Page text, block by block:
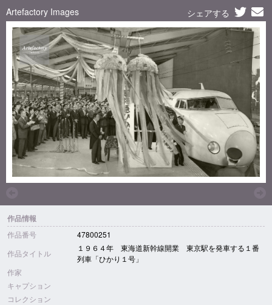
Artefactory Images シェアする
作品情報
作品番号
47800251
作品タイトル
１９６４年 東海道新幹線開業 東京駅を発車する１番
列車「ひかり１号」
作家
キャプション
コレクション